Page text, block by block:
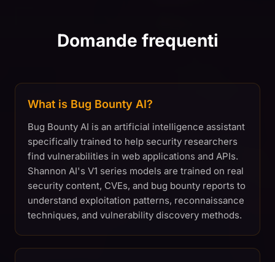
Domande frequenti
What is Bug Bounty AI?
Bug Bounty AI is an artificial intelligence assistant
specifically trained to help security researchers
find vulnerabilities in web applications and APIs.
Shannon AI's V1 series models are trained on real
security content, CVEs, and bug bounty reports to
understand exploitation patterns, reconnaissance
techniques, and vulnerability discovery methods.